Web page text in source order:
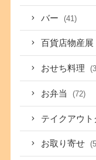
バー (41)
百貨店物産展
おせち料理
お弁当 (72)
テイクアウト
お取り寄せ